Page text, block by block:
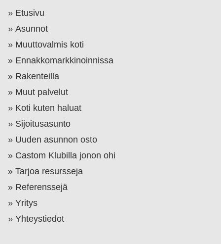
Etusivu
Asunnot
Muuttovalmis koti
Ennakkomarkkinoinnissa
Rakenteilla
Muut palvelut
Koti kuten haluat
Sijoitusasunto
Uuden asunnon osto
Castom Klubilla jonon ohi
Tarjoa resursseja
Referenssejä
Yritys
Yhteystiedot